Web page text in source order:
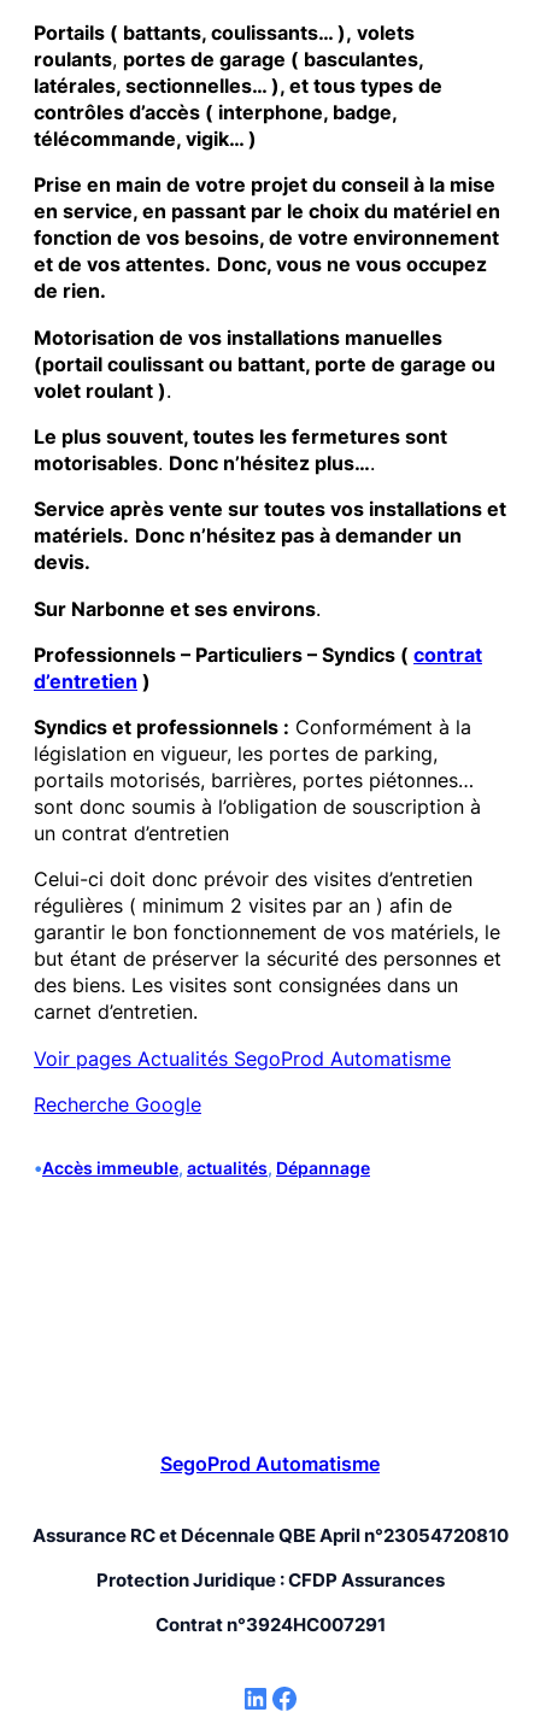
Portails ( battants, coulissants… ), volets
roulants, portes de garage ( basculantes,
latérales, sectionnelles… ), et tous types de
contrôles d’accès ( interphone, badge,
télécommande, vigik… )
Prise en main de votre projet du conseil à la mise
en service, en passant par le choix du matériel en
fonction de vos besoins, de votre environnement
et de vos attentes. Donc, vous ne vous occupez
de rien.
Motorisation de vos installations manuelles
(portail coulissant ou battant, porte de garage ou
volet roulant ).
Le plus souvent, toutes les fermetures sont
motorisables. Donc n’hésitez plus….
Service après vente sur toutes vos installations et
matériels. Donc n’hésitez pas à demander un
devis.
Sur Narbonne et ses environs.
Professionnels – Particuliers – Syndics ( contrat
d’entretien )
Syndics et professionnels : Conformément à la
législation en vigueur, les portes de parking,
portails motorisés, barrières, portes piétonnes…
sont donc soumis à l’obligation de souscription à
un contrat d’entretien
Celui-ci doit donc prévoir des visites d’entretien
régulières ( minimum 2 visites par an ) afin de
garantir le bon fonctionnement de vos matériels, le
but étant de préserver la sécurité des personnes et
des biens. Les visites sont consignées dans un
carnet d’entretien.
Voir pages Actualités SegoProd Automatisme
Recherche Google
•Accès immeuble, actualités, Dépannage
SegoProd Automatisme
Assurance RC et Décennale QBE April n°23054720810
Protection Juridique : CFDP Assurances
Contrat n°3924HC007291
LinkedIn Facebook